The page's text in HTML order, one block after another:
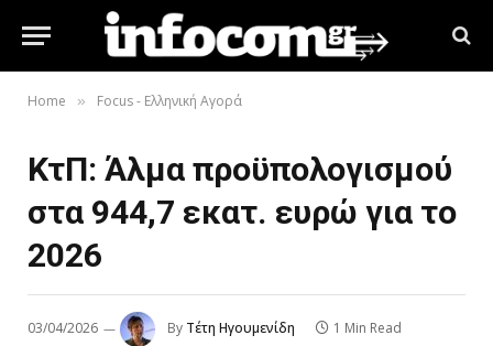
Home » Focus - Ελληνική Αγορά
ΚτΠ: Άλμα προϋπολογισμού
στα 944,7 εκατ. ευρώ για το
2026
03/04/2026 By Τέτη Ηγουμενίδη 1 Min Read